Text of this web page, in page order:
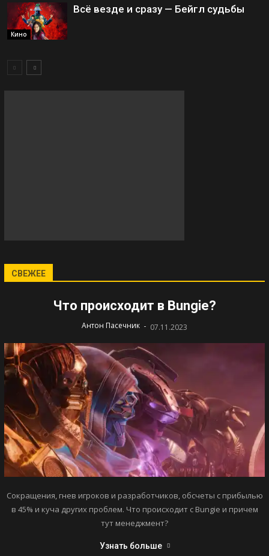
Кино
Всё везде и сразу — Бейгл судьбы
СВЕЖЕЕ
Что происходит в Bungie?
Антон Пасечник - 07.11.2023
Сокращения, гнев игроков и разработчиков, обсчеты с прибылью
в 45% и куча других проблем. Что происходит с Bungie и причем
тут менеджмент?
Узнать больше